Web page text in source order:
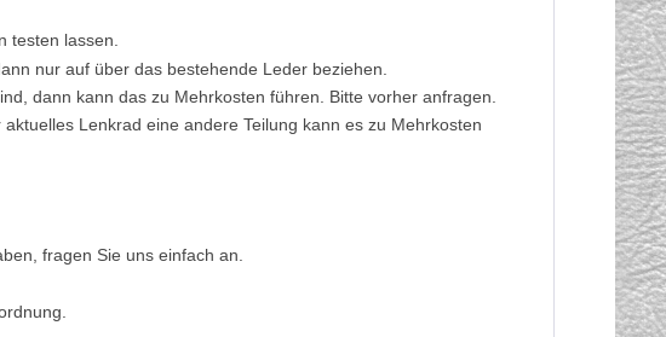
testen lassen.
nur auf über das bestehende Leder beziehen.
dann kann das zu Mehrkosten führen. Bitte vorher anfragen.
Lenkrad eine andere Teilung kann es zu Mehrkosten
fragen Sie uns einfach an.